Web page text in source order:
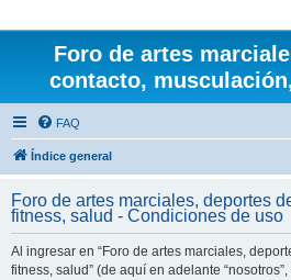
Foro de artes
contacto,
FAQ
Índice general
Foro de artes marciales, deportes
fitness, salud - Condiciones de uso
Al ingresar en “Foro de artes marciales,
fitness, salud” (de aquí en adelante “nosotros”,